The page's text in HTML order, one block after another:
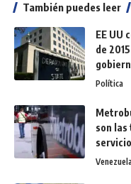
También puedes leer
EE UU
de
Política
son
servicio